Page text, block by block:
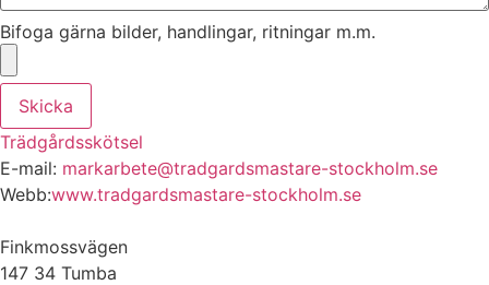
Bifoga gärna bilder, handlingar, ritningar m.m.
Skicka
Trädgårdsskötsel
E-mail: markarbete@tradgardsmastare-stockholm.se
Webb:www.tradgardsmastare-stockholm.se
Finkmossvägen
147 34 Tumba